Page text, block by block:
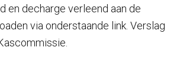
en decharge verleend aan de
via onderstaande link. Verslag